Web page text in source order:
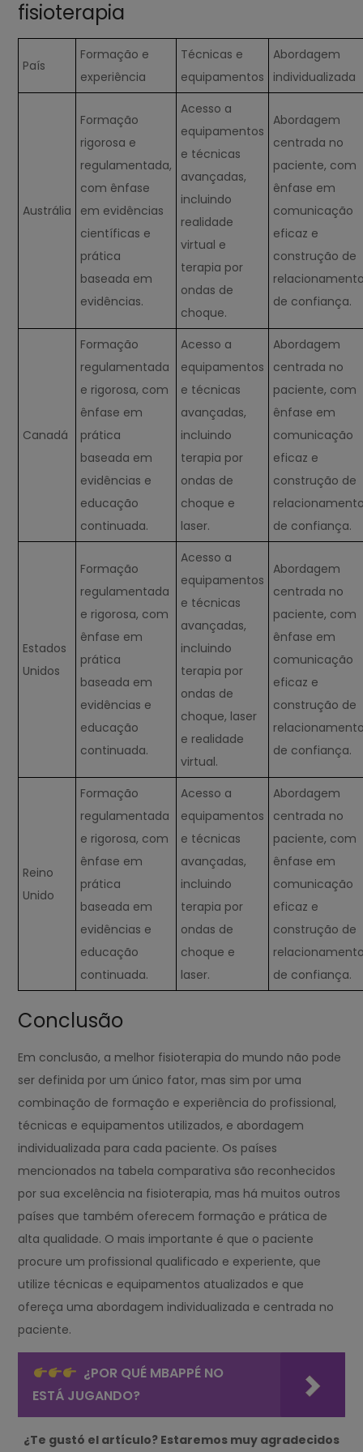
fisioterapia
País
Formação e
experiência
Técnicas e
equipamentos
Abordagem
individualizada
Austrália
Formação
rigorosa e
regulamentada,
com ênfase
em evidências
científicas e
prática
baseada em
evidências.
Acesso a
equipamentos
e técnicas
avançadas,
incluindo
realidade
virtual e
terapia por
ondas de
choque.
Abordagem
centrada no
paciente, com
ênfase em
comunicação
eficaz e
construção de
de confiança.
Canadá
Formação
regulamentada
e rigorosa, com
ênfase em
prática
baseada em
evidências e
educação
continuada.
Acesso a
equipamentos
e técnicas
avançadas,
incluindo
terapia por
ondas de
choque e
laser.
Abordagem
centrada no
paciente, com
ênfase em
comunicação
eficaz e
construção de
de confiança.
Estados
Unidos
Formação
regulamentada
e rigorosa, com
ênfase em
prática
baseada em
evidências e
educação
continuada.
Acesso a
equipamentos
e técnicas
avançadas,
incluindo
terapia por
ondas de
choque, laser
e realidade
virtual.
Abordagem
centrada no
paciente, com
ênfase em
comunicação
eficaz e
construção de
de confiança.
Reino
Unido
Formação
regulamentada
e rigorosa, com
ênfase em
prática
baseada em
evidências e
educação
continuada.
Acesso a
equipamentos
e técnicas
avançadas,
incluindo
terapia por
ondas de
choque e
laser.
Abordagem
centrada no
paciente, com
ênfase em
comunicação
eficaz e
construção de
de confiança.
Conclusão
Em conclusão, a melhor fisioterapia do mundo não pode
ser definida por um único fator, mas sim por uma
combinação de formação e experiência do profissional,
técnicas e equipamentos utilizados, e abordagem
individualizada para cada paciente. Os países
mencionados na tabela comparativa são reconhecidos
por sua excelência na fisioterapia, mas há muitos outros
países que também oferecem formação e prática de
alta qualidade. O mais importante é que o paciente
procure um profissional qualificado e experiente, que
utilize técnicas e equipamentos atualizados e que
ofereça uma abordagem individualizada e centrada no
paciente.
¿POR QUÉ MBAPPÉ NO
ESTÁ JUGANDO?
¿Te gustó el artículo? Estaremos muy agradecidos